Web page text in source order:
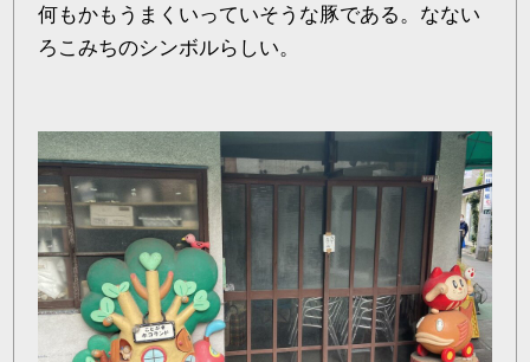
何もかもうまくいっていそうな豚である。なない
ろこみちのシンボルらしい。